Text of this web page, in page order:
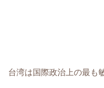
台湾は国際政治上の最も